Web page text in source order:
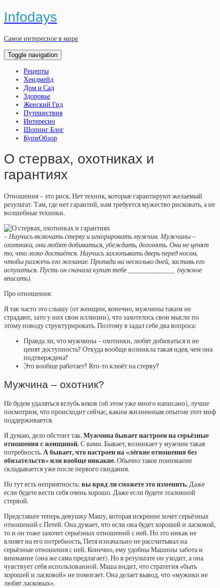
Infodays
Самое интересное в мире
Toggle navigation
Рецепты
Хендмейд
Дом и Сад
Здоровье
Женский Гид
Путешествия
Интересно
Шопинг Блог
КупиОбзор
О стервах, охотниках и
гарантиях
Отношения – это риск. Нет техник, которые гарантируют желаемый
результат. Там, где нет гарантий, нам требуется мужество рисковать, а не
волшебные техники.
– Научись включать стерву и игнорировать мужчин. Мужчины –
охотники, они любят добиваться, убеждать, догонять. Они не ценят
то, что легко достаётся. Научись захлопывать дверь перед носом,
чтобы разжечь его желание. Пропади на несколько дней, заставь его
испугаться. Пусть он сначала купит тебе ________________ (нужное
вписать).
Про отношения:
Я так часто это слышу (от женщин, конечно, мужчины таким не
страдают, зато у них свои иллюзии), что захотелось свои мысли по
этому поводу структурировать. Поэтому я задал себе два вопроса:
Правда ли, что мужчины – охотники, любят добиваться и не
ценят доступность? Откуда вообще возникла такая идея, чем она
подтверждена?
Это вообще работает? Кто-то клюёт на стерву?
Мужчина – охотник?
Не будем удаляться вглубь веков (об этом уже много написано), лучше
посмотрим, что происходит сейчас, каким жизненным опытом этот миф
поддерживается.
Я думаю, дело обстоит так. Мужчина бывает настроен на серьёзные
отношения с женщиной.С вами. Бывает, возникает у мужчин такая
потребность. А бывает, что настроен на «лёгкие отношения без
обязательств» или вообще никакие.Обычно такое понимание
складывается уже после первого свидания.
Но тут есть неприятность: вы вряд ли сможете это изменить.Даже
если будете вести себя очень хорошо. Даже если будете эталонной
стервой.
Представьте теперь девушку Машу, которая искренне хочет серьёзных
отношений с Петей. Она думает, что если она будет хорошей и ласковой,
то и он тоже захочет серьёзных отношений с ней. Но это никак не
влияет на его потребность, Петя изначально не рассчитывал на
серьёзные отношения с ней. Конечно, ему удобны Машины забота и
внимание (она же сама предлагает). Но в результате он уходит, а она
чувствует себя использованной. Маша видит, что стратегия «быть
хорошей и ласковой» не помогает. Она делает вывод, что «мужики не
любят ласковых».